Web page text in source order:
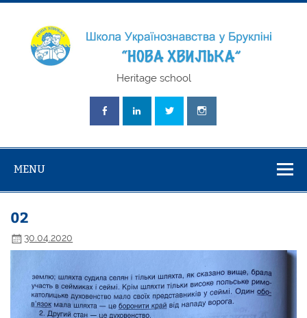
Skip
"Нова
Heritage school
MENU
02
30.04.2020